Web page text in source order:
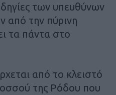
των υπευθύνων
από την πύρινη
τα πάντα στο
από το κλειστό
της Ρόδου που